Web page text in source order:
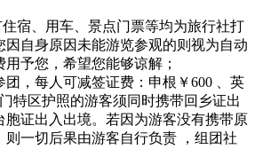
宿、用车、景点门票等均为旅行社打
因自身原因未能游览参观的则视为自动
予您，希望您能够谅解；
团，每人可减签证费：申根￥600 、英
特区护照的游客须同时携带回乡证出
胞证出入出境。若因为游客没有携带原
则一切后果由游客自行负责 ，组团社